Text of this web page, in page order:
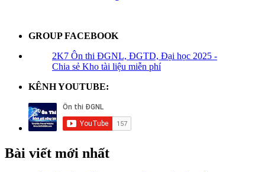
GROUP FACEBOOK
2K7 Ôn thi ĐGNL, ĐGTD, Đại học 2025 -
Chia sẻ Kho tài liệu miễn phí
KÊNH YOUTUBE:
Bài viết mới nhất